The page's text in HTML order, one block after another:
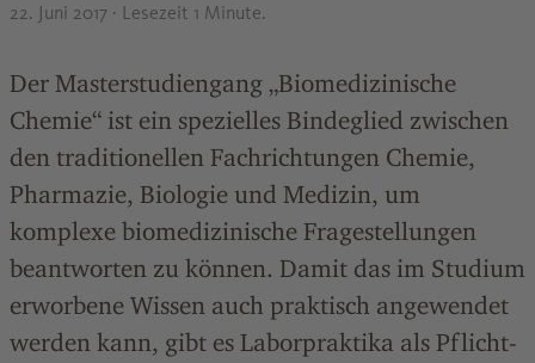
22. Juni 2017 · Lesezeit 1 Minute.
Der Masterstudiengang „Biomedizinische
Chemie“ ist ein spezielles Bindeglied zwischen
den traditionellen Fachrichtungen Chemie,
Pharmazie, Biologie und Medizin, um
komplexe biomedizinische Fragestellungen
beantworten zu können. Damit das im Studium
erworbene Wissen auch praktisch angewendet
werden kann, gibt es Laborpraktika als Pflicht-